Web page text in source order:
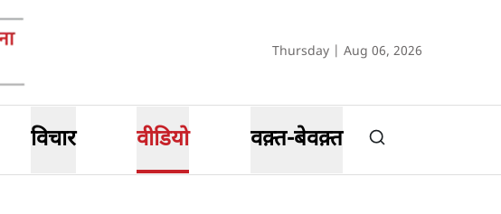
Thursday | Aug 06, 2026
विचार वीडियो वक़्त-बेवक़्त